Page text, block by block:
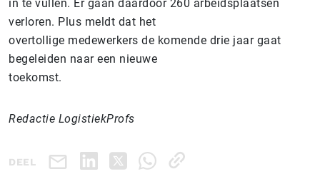
in te vullen. Er gaan daardoor 260 arbeidsplaatsen
verloren. Plus meldt dat het
overtollige medewerkers de komende drie jaar gaat
begeleiden naar een nieuwe
toekomst.
Redactie LogistiekProfs
DEEL